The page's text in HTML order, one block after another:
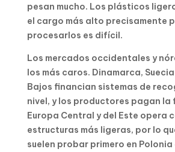
pesan mucho. Los plásticos
el cargo más alto precisamente
procesarlos es difícil.
Los mercados occidentales y
los más caros. Dinamarca,
Bajos financian sistemas de
nivel, y los productores pagan la
Europa Central y del Este opera
estructuras más ligeras, por lo
suelen probar primero en Polonia